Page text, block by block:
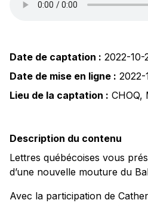
Date de captation : 2022-10-
Date de mise en ligne : 2022-
Lieu de la captation : CHOQ,
Description du contenu
Lettres québécoises vous
d’une nouvelle mouture du
Avec la participation de